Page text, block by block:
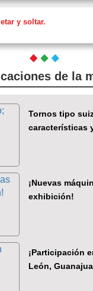
y soltar.
de la
Tornos tipo
características
¡Nuevas
exhibición!
¡Participación
León,